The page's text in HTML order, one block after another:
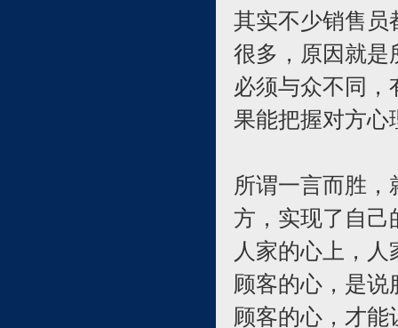
其实不少销售员
很多，原因就是
必须与众不同
果能把握对方心
所谓一言而胜
方，实现了自己
人家的心上，
顾客的心，是说
顾客的心，才能